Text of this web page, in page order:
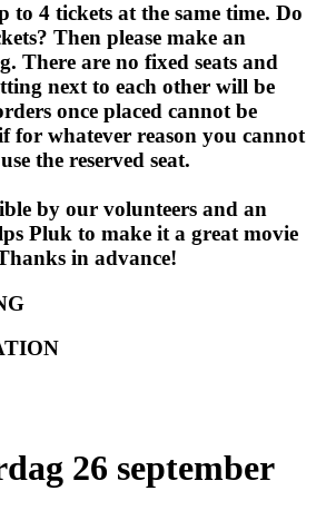
to 4 tickets at the same time. Do
Then please make an
There are no fixed seats and
next to each other will be
once placed cannot be
for whatever reason you cannot
the reserved seat.
by our volunteers and an
Pluk to make it a great movie
in advance!
26 september